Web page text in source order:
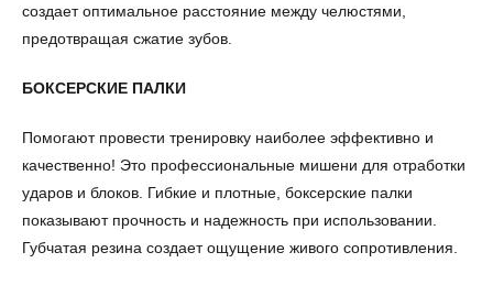
создает оптимальное расстояние между челюстями,
предотвращая сжатие зубов.
БОКСЕРСКИЕ ПАЛКИ
Помогают провести тренировку наиболее эффективно и
качественно! Это профессиональные мишени для отработки
ударов и блоков. Гибкие и плотные, боксерские палки
показывают прочность и надежность при использовании.
Губчатая резина создает ощущение живого сопротивления.